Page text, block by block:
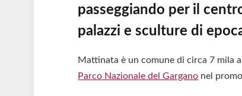
passeggiando per il
palazzi e sculture di
Mattinata è un comune di circa 7 mila
Parco Nazionale del Gargano nel